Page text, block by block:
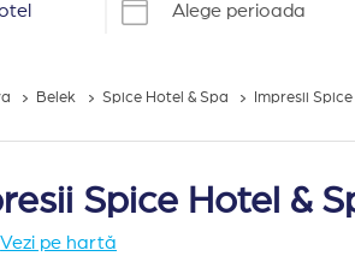
Alege perioada
Belek Spice Hotel & Spa Impresii
Spice Hotel &
Vezi pe hartă